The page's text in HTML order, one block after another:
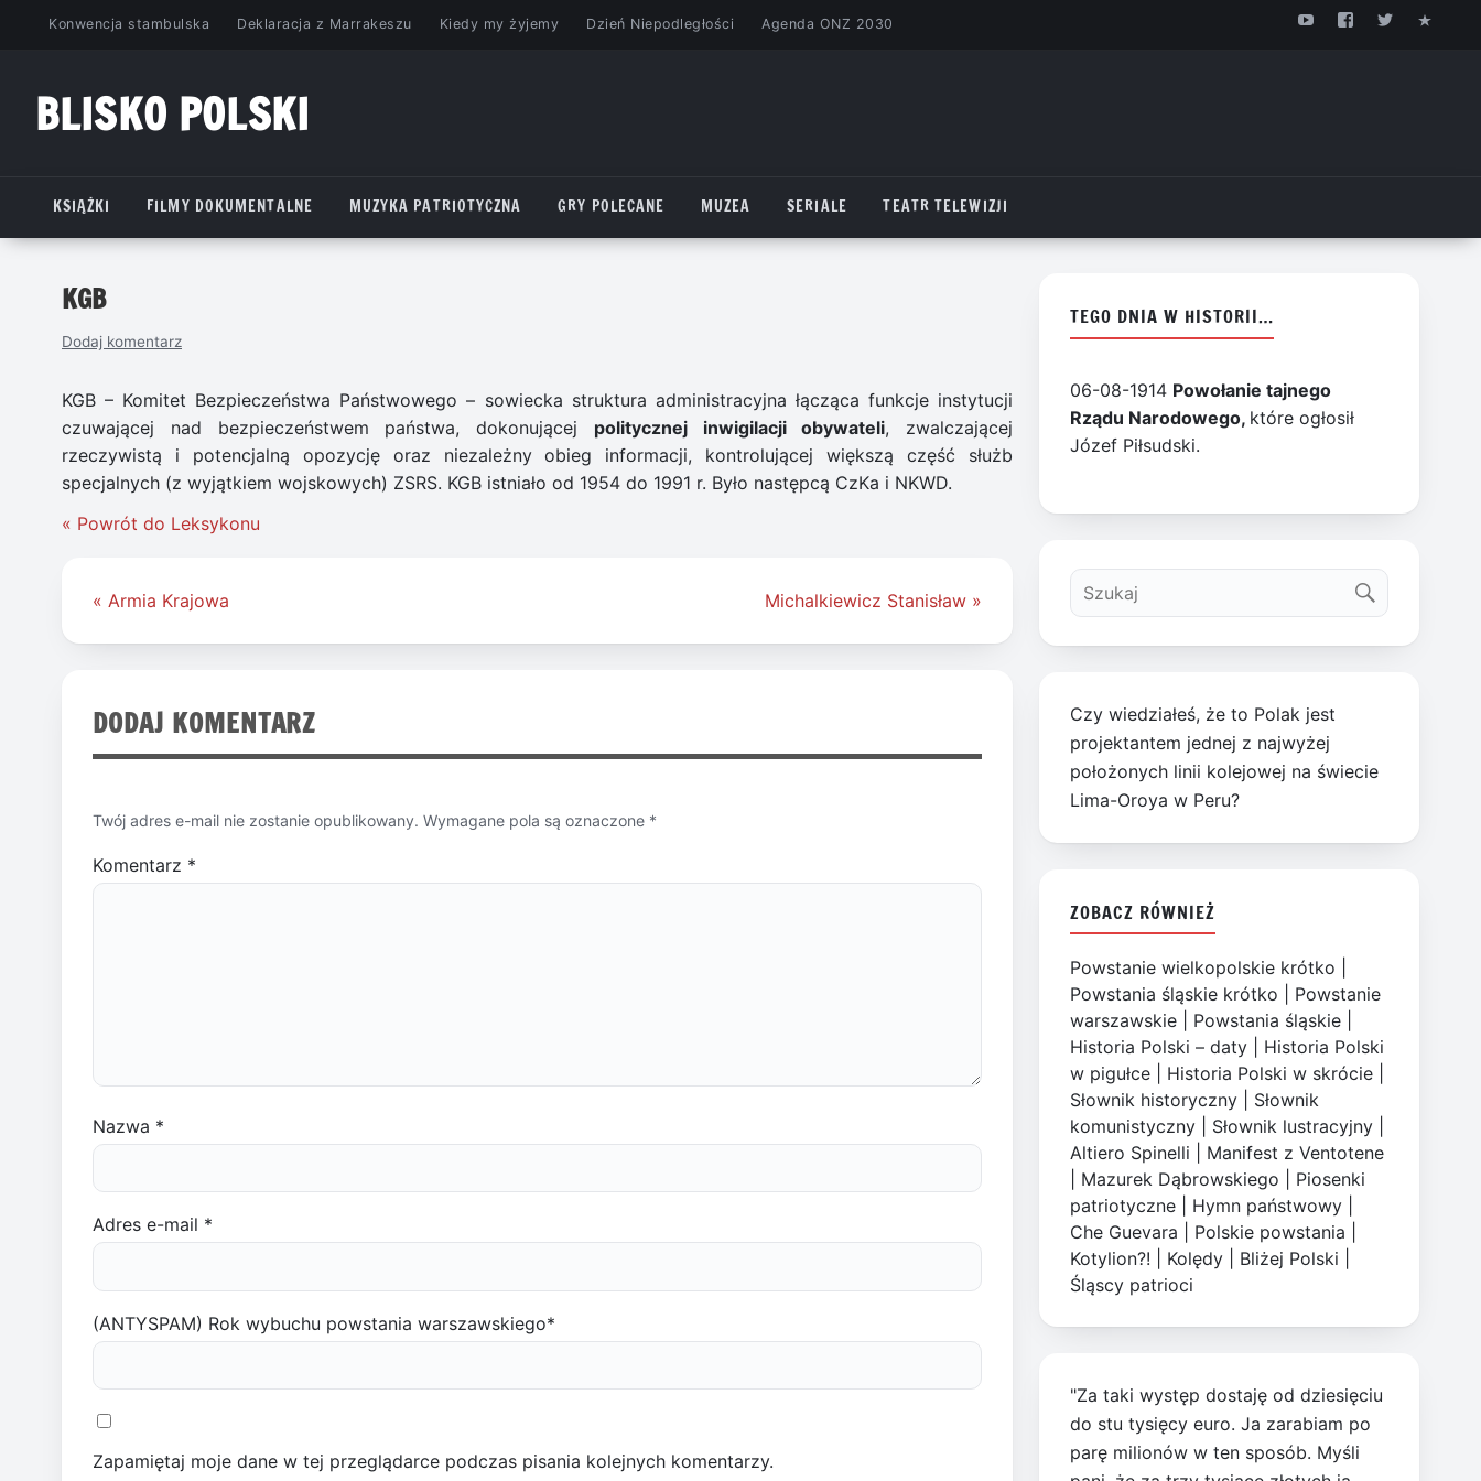
PrzejdźKonwencja stambulska Deklaracja z Marrakeszu Kiedy my żyjemy Dzień Niepodległości Agenda ONZ 2030
BLISKO POLSKI
KSIĄŻKI
FILMY DOKUMENTALNE MUZYKA PATRIOTYCZNA GRY POLECANE MUZEA SERIALE TEATR TELEWIZJI
KGB
Dodaj komentarz
KGB – Komitet Bezpieczeństwa Państwowego – sowiecka struktura administracyjna łącząca funkcje instytucji
czuwającej nad bezpieczeństwem państwa, dokonującej politycznej inwigilacji obywateli, zwalczającej
rzeczywistą i potencjalną opozycję oraz niezależny obieg informacji, kontrolującej większą część służb
specjalnych (z wyjątkiem wojskowych) ZSRS. KGB istniało od 1954 do 1991 r. Było następcą CzKa i NKWD.
« Powrót do Leksykonu
Nawigacja
« Armia Krajowa Michalkiewicz Stanisław »
DODAJ KOMENTARZ
Twój adres e-mail nie zostanie opublikowany. Wymagane pola są oznaczone *
Komentarz *
Nazwa *
Adres e-mail *
(ANTYSPAM) Rok wybuchu powstania warszawskiego*
Zapamiętaj moje dane w tej przeglądarce podczas pisania kolejnych komentarzy.
TEGO DNIA W HISTORII…
06-08-1914 Powołanie tajnego
Rządu Narodowego, które ogłosił
Józef Piłsudski.
Czy wiedziałeś, że to Polak jest
projektantem jednej z najwyżej
położonych linii kolejowej na świecie
Lima-Oroya w Peru?
ZOBACZ RÓWNIEŻ
Powstanie wielkopolskie krótko
Powstania śląskie krótko
Powstanie
warszawskie
Powstania śląskie
Historia Polski – daty
Historia Polski
w pigułce
Historia Polski w skrócie
Słownik historyczny
Słownik
komunistyczny
Słownik lustracyjny
Altiero Spinelli
Manifest z Ventotene
Mazurek Dąbrowskiego
Piosenki
patriotyczne
Hymn państwowy
Che Guevara
Polskie powstania
Kotylion?!
Kolędy Bliżej Polski
Śląscy patrioci
"Za taki występ dostaję od dziesięciu
do stu tysięcy euro. Ja zarabiam po
parę milionów w ten sposób. Myśli